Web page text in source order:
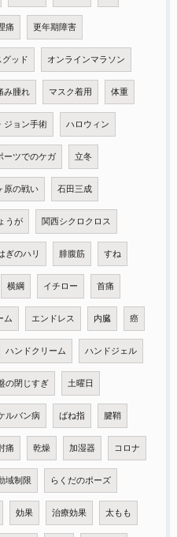
痛 更年期障害
グッド オンラインマラソン
み腫れ マスク着用 体重
ジョン手術 ハロウィン
ーツでのケガ 立冬
原の戦い 石田三成
うが 関西シクロクロス
ぎのハリ 腓腹筋 すね
横綱 イチロー 首痛
ム エンドレス 内臓 癌
ハンドクリーム ハンドジェル
の閉じすぎ 土曜日
ルバン病 ばね指 腱鞘
痛 乾燥 加湿器 コロナ
域制限 らくだのポーズ
効果 治療効果 太もも